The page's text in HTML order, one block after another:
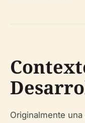
Originalmente